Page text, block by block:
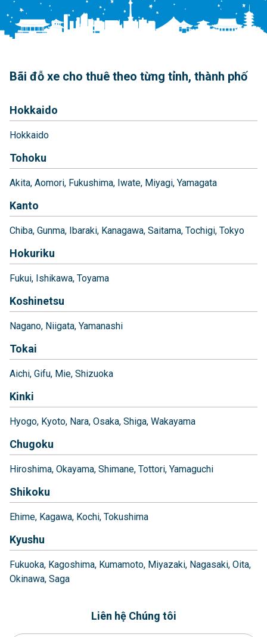
Bãi đỗ xe cho thuê theo từng tỉnh, thành phố
Hokkaido
Hokkaido
Tohoku
Akita Aomori Fukushima Iwate Miyagi Yamagata
Kanto
Chiba Gunma Ibaraki Kanagawa Saitama Tochigi Tokyo
Hokuriku
Fukui Ishikawa Toyama
Koshinetsu
Nagano Niigata Yamanashi
Tokai
Aichi Gifu Mie Shizuoka
Kinki
Hyogo Kyoto Nara Osaka Shiga Wakayama
Chugoku
Hiroshima Okayama Shimane Tottori Yamaguchi
Shikoku
Ehime Kagawa Kochi Tokushima
Kyushu
Fukuoka Kagoshima Kumamoto Miyazaki Nagasaki Oita
Okinawa Saga
Liên hệ Chúng tôi